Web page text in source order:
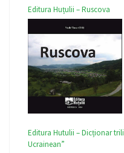
Editura Huțulii – Ruscova
Editura Hutulii – Dicționar
Ucrainean”